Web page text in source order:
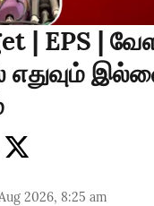
| EPS |
எதுவும்
2026, 8:25 am